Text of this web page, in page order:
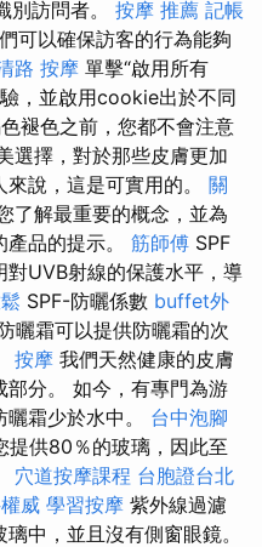
別訪問者。 按摩 推薦 記帳
可以確保訪客的行為能夠
路 按摩 單擊“啟用所有
，並啟用cookie出於不同
褪色之前，您都不會注意
選擇，對於那些皮膚更加
說，這是可實用的。 關
了解最重要的概念，並為
品的提示。 筋師傅 SPF
UVB射線的保護水平，導
SPF-防曬係數 buffet外
曬霜可以提供防曬霜的次
按摩 我們天然健康的皮膚
分。 如今，有專門為游
霜少於水中。 台中泡腳
提供80％的玻璃，因此至
穴道按摩課程 台胞證台北
威 學習按摩 紫外線過濾
中，並且沒有側窗眼鏡。